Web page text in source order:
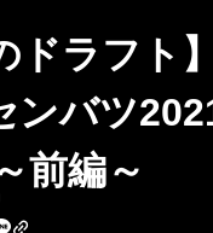
ドラフト
ンバツ
前編～